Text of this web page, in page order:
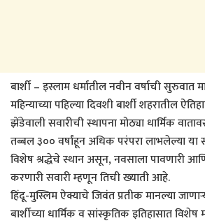
बार्शी – इस्लाम धर्मातील नवीन वर्षाची सुरुवात
महिन्याच्या पहिल्या दिवशी बार्शी शहरातील
झेंडेवाली सवारीची स्थापना मोठ्या धार्मिक
तब्बल ३०० वर्षांहून अधिक परंपरा लाभलेल्या या
विशेष श्रद्धेचे स्थान असून, नवसाला पावणारी
करणारी सवारी म्हणून तिची ख्याती आहे.
हिंदू-मुस्लिम ऐक्याचे जिवंत प्रतीक मानल्या
बार्शीच्या धार्मिक व सांस्कृतिक इतिहासात विशेष